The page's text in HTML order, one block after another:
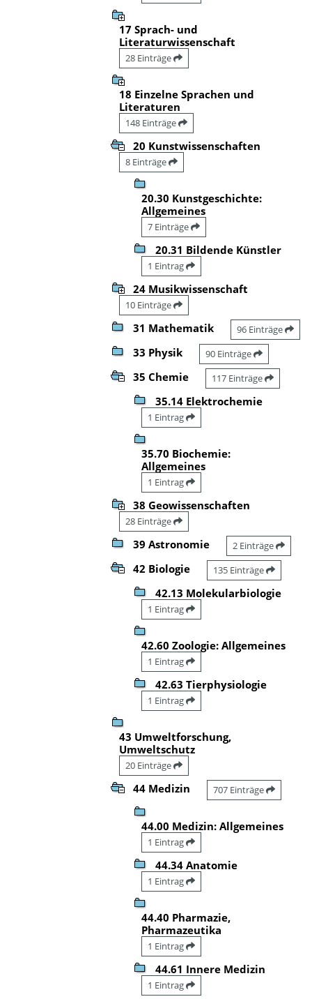
17 Sprach- und
Literaturwissenschaft
28 Einträge
18 Einzelne Sprachen und
Literaturen
148 Einträge
20 Kunstwissenschaften
8 Einträge
20.30 Kunstgeschichte:
Allgemeines
7 Einträge
20.31 Bildende Künstler
1 Eintrag
24 Musikwissenschaft
10 Einträge
31 Mathematik 96 Einträge
33 Physik 90 Einträge
35 Chemie 117 Einträge
35.14 Elektrochemie
1 Eintrag
35.70 Biochemie:
Allgemeines
1 Eintrag
38 Geowissenschaften
28 Einträge
39 Astronomie 2 Einträge
42 Biologie 135 Einträge
42.13 Molekularbiologie
1 Eintrag
42.60 Zoologie: Allgemeines
1 Eintrag
42.63 Tierphysiologie
1 Eintrag
43 Umweltforschung,
Umweltschutz
20 Einträge
44 Medizin 707 Einträge
44.00 Medizin: Allgemeines
1 Eintrag
44.34 Anatomie
1 Eintrag
44.40 Pharmazie,
Pharmazeutika
1 Eintrag
44.61 Innere Medizin
1 Eintrag